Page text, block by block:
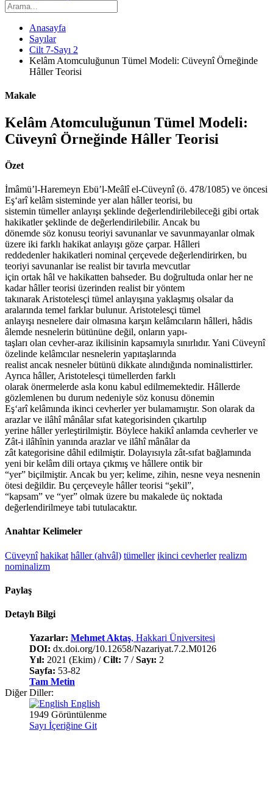
Anasayfa
Sayılar
Cilt 7-Sayı 2
Kelâm Atomculuğunun Tümel Modeli: Cüveynî Örneğinde
Hâller Teorisi
Makale
Kelâm Atomculuğunun Tümel Modeli:
Cüveynî Örneğinde Hâller Teorisi
Özet
İmâmü’l-Haremeyn Ebü’l-Meâlî el-Cüveynî (ö. 478/1085) ve öncesi
Eş‘arî kelâm sisteminde yer alan hâller teorisi, bu
sistemin tümeller anlayışı şeklinde değerlendirilebileceği gibi ortak
hakikatler şeklinde de değerlendirilebilir. Ancak bu
dönemde söz konusu teoriyi savunanlar ve savunmayanlar olmak
üzere iki farklı hakikat anlayışı göze çarpar. Hâlleri
reddedenler hakikatleri nominal çerçevede değerlendirirken, bu
teoriyi savunanlar ise realist bir tavırla mevcutlar
için ortak hâl ve hakikatten bahseder. Bu doğrultuda onlar her ne
kadar hâller teorisi üzerinden realist bir yöntem
takınarak Aristotelesçi tümel anlayışına yaklaşmış olsalar da
aralarında temel farklar bulunur. Aristotelesçi tümel
anlayışı nesnelere dair olmasına karşın kelâmcıların hâlleri, hâdis
âlemde nesnelerin bütününe değil, onların yapı-
taşları olan cevher-araz ikilisinin kapsamıyla sınırlıdır. Yani Cüveynî
özelinde kelâmcılar nesnelerin yapıtaşlarında
realist ancak nesneler bütünü dikkate alındığında nominalisttirler.
Ayrıca hâller, Aristotelesçi tümellerden farklı
olarak önermelerde asla konu kabul edilmemektedir. Hâllerde
gözlemlenen bu durum nedeniyle söz konusu dönemin
Eş‘arî kelâmında ikinci cevherler yer bulamamıştır. Son olarak da
arazlar ve ilâhî mânâlar sıfat kategorisinden çıkartılıp
yerine hâller yerleştirilmiştir. Böylece hakikî anlamda cevherler ve
Zât-i ilâhînin yanında arazlar ve ilâhî mânâlar da
zât kategorisine dâhil edilmiştir. Dolayısıyla zât-sıfat bağlamında
yeni bir kelâm dili ortaya çıkmış ve hâllere ontik bir
“yer” biçilmiştir. Ancak bu yer; kelime, zihin, nesne veya nesnenin
ötesi değildir. Bu çerçeveyle hâller teorisi “şekil”,
“kapsam” ve “yer” olmak üzere bu makalede üç noktada
değerlendirilmeye tabi tutulacaktır.
Anahtar Kelimeler
Cüveynî hakikat hâller (ahvâl) tümeller ikinci cevherler realizm
nominalizm
Paylaş
Detaylı Bilgi
Yazarlar: Mehmet Aktaş, Hakkari Üniversitesi
DOI: dx.doi.org/10.12658/Nazariyat.7.2.M0126
Yıl: 2021 (Ekim) /Cilt: 7 /Sayı: 2
Sayfa: 53-82
Tam Metin
Diğer Diller:
English
1949 Görüntülenme
Sayı İçeriğine Git